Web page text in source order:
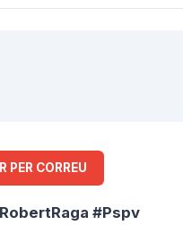
PER CORREU
#Pspv